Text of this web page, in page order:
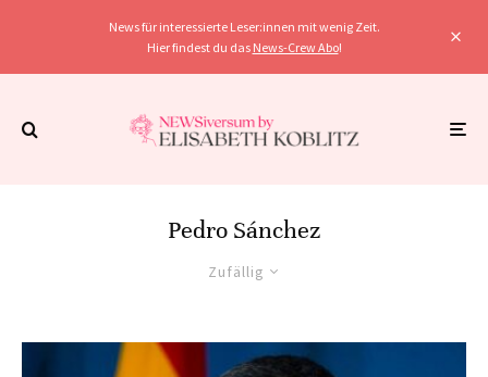
News für interessierte Leser:innen mit wenig Zeit.
Hier findest du das News-Crew Abo!
Pedro Sánchez
Zufällig